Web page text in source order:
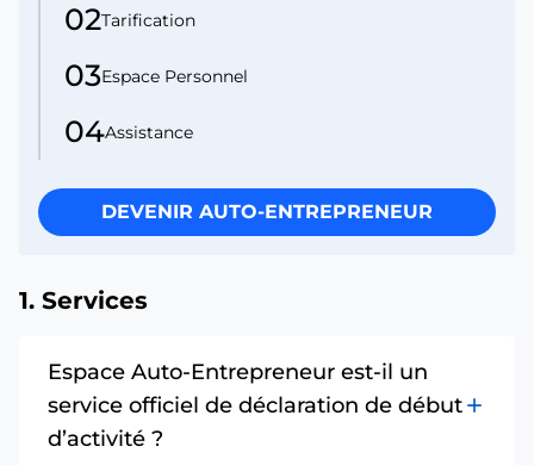
02Tarification
03Espace Personnel
04Assistance
DEVENIR AUTO-ENTREPRENEUR
1. Services
Espace Auto-Entrepreneur est-il un
service officiel de déclaration de début
d’activité ?
add